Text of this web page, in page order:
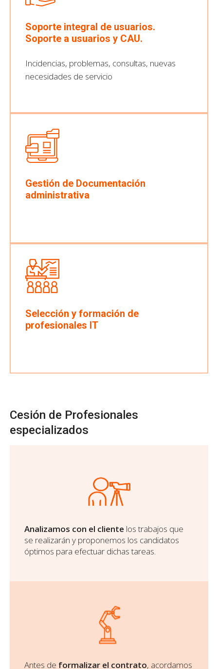
Soporte integral de usuarios.
Soporte a usuarios y CAU.
Incidencias, problemas, consultas, nuevas
necesidades de servicio
Gestión de Documentación
administrativa
Selección y formación de
profesionales IT
Cesión de Profesionales
especializados
Analizamos con el cliente los trabajos que
se realizarán y proponemos los candidatos
óptimos para efectuar dichas tareas.
Antes de formalizar el contrato, acordamos